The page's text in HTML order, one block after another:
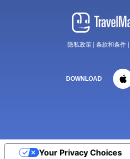
隐私政策| 条款和条件
DOWNLOAD
Your Privacy Choices